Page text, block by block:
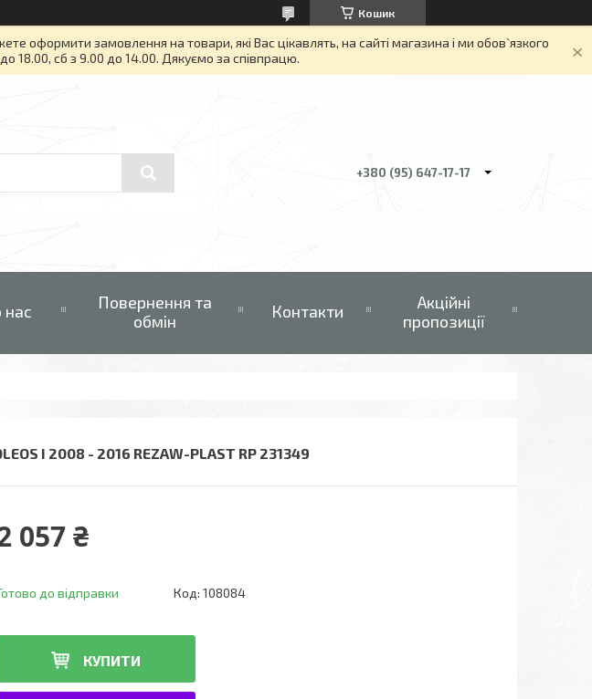
Кошик
оформити замовлення на товари, які Вас цікавлять, на сайті магазина і ми обов`язкого
18.00, сб з 9.00 до 14.00. Дякуємо за співпрацю.
+380 (95) 647-17-17
нас
Повернення та
обмін
Контакти
Акційні
пропозиції
I 2008 - 2016 REZAW-PLAST RP 231349
057 ₴
до відправки Код: 108084
КУПИТИ